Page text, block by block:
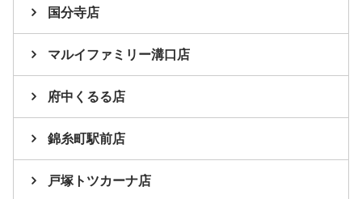
国分寺店
マルイファミリー溝口店
府中くるる店
錦糸町駅前店
戸塚トツカーナ店